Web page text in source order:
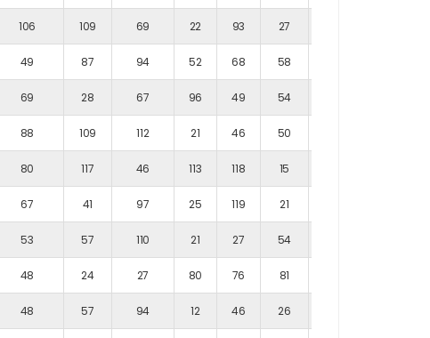
106 109 69 22 93 27
49 87 94 52 68 58
69 28 67 96 49 54
88 109 112 21 46 50
80 117 46 113 118 15
67 41 97 25 119 21
53 57 110 21 27 54
48 24 27 80 76 81
48 57 94 12 46 26